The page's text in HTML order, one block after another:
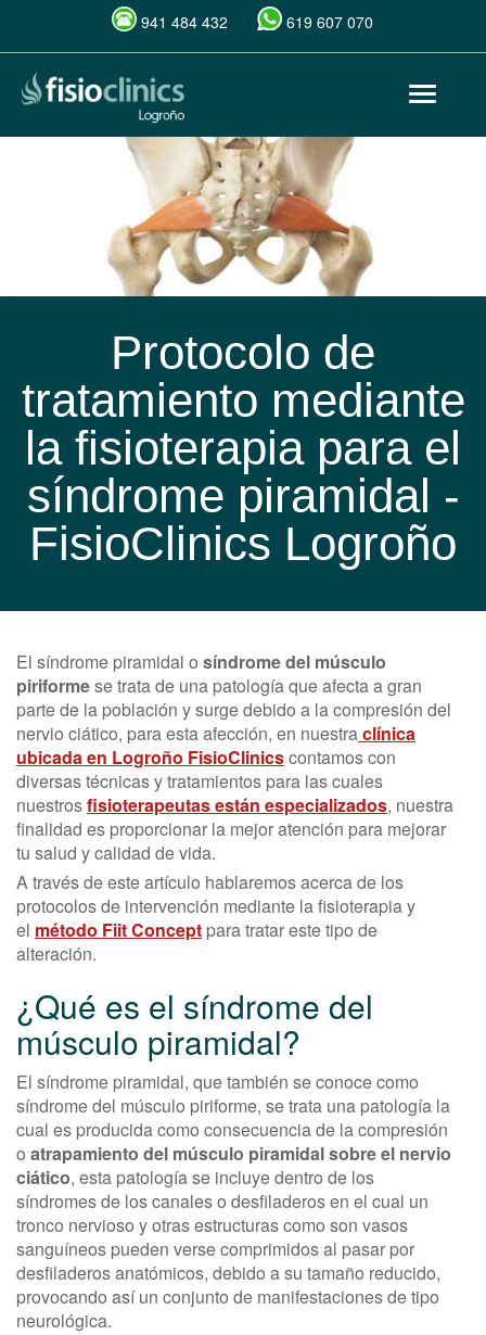
Pasar
contenido
941 484 432 619 607 070
Toggle
Protocolo de
tratamiento mediante
la fisioterapia para el
síndrome piramidal -
FisioClinics Logroño
El síndrome piramidal o síndrome del músculo
piriformese trata de una patología que afecta a gran
parte de la población y surge debido a la compresión del
nervio ciático, para esta afección, en nuestraclínica
ubicada en Logroño FisioClinicscontamos con
diversas técnicas y tratamientos para las cuales
nuestrosfisioterapeutas están especializados, nuestra
finalidad es proporcionar la mejor atención para mejorar
tu salud y calidad de vida.
A través de este artículo hablaremos acerca de los
protocolos de intervención mediante la fisioterapia y
el método Fiit Concept para tratar este tipo de
alteración.
¿Qué es el síndrome del
músculo piramidal?
El síndrome piramidal, que también se conoce como
síndrome del músculo piriforme, se trata una patología la
cual es producida como consecuencia de la compresión
o atrapamiento del músculo piramidal sobre el nervio
ciático, esta patología se incluye dentro de los
síndromes de los canales o desfiladeros en el cual un
tronco nervioso y otras estructuras como son vasos
sanguíneos pueden verse comprimidos al pasar por
desfiladeros anatómicos, debido a su tamaño reducido,
provocando así un conjunto de manifestaciones de tipo
neurológica.